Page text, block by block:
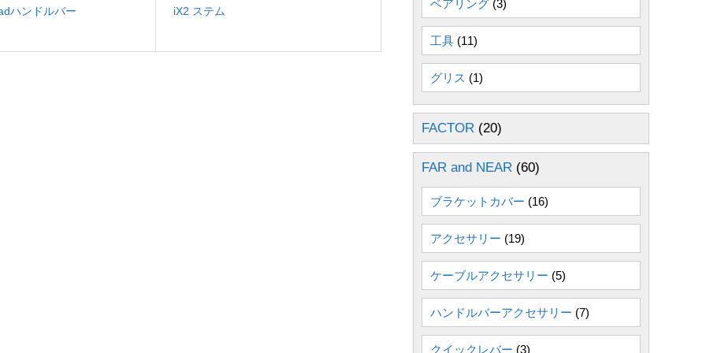
ハンドルバー iX2 ステム
ベアリング (3)
工具 (11)
グリス (1)
FACTOR (20)
FAR and NEAR (60)
ブラケットカバー (16)
アクセサリー (19)
ケーブルアクセサリー (5)
ハンドルバーアクセサリー (7)
クイックレバー (3)